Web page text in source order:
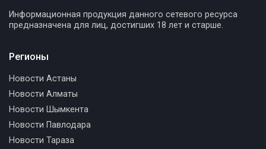
Информационная продукция данного сетевого ресурса
предназначена для лиц, достигших 18 лет и старше.
Регионы
Новости Астаны
Новости Алматы
Новости Шымкента
Новости Павлодара
Новости Тараза